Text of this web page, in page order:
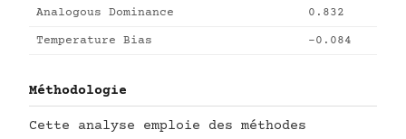
Analogous Dominance 0.832
Temperature Bias -0.084
Méthodologie
Cette analyse emploie des méthodes